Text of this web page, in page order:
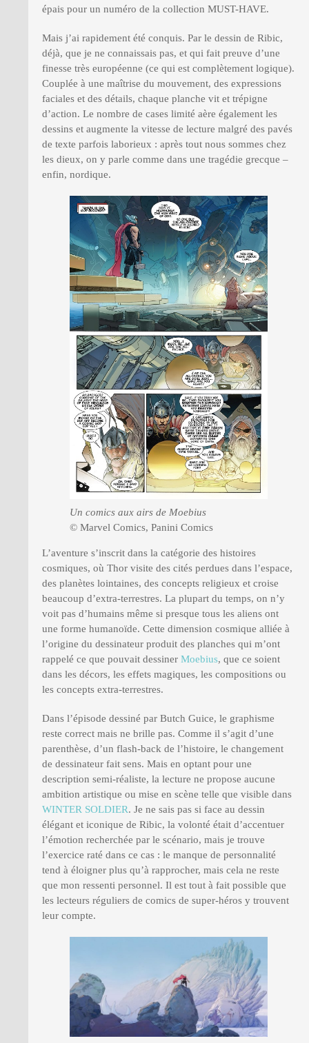
épais pour un numéro de la collection MUST-HAVE.
Mais j’ai rapidement été conquis. Par le dessin de Ribic,
déjà, que je ne connaissais pas, et qui fait preuve d’une
finesse très européenne (ce qui est complètement logique).
Couplée à une maîtrise du mouvement, des expressions
faciales et des détails, chaque planche vit et trépigne
d’action. Le nombre de cases limité aère également les
dessins et augmente la vitesse de lecture malgré des pavés
de texte parfois laborieux : après tout nous sommes chez
les dieux, on y parle comme dans une tragédie grecque –
enfin, nordique.
Un comics aux airs de Moebius
© Marvel Comics, Panini Comics
L’aventure s’inscrit dans la catégorie des histoires
cosmiques, où Thor visite des cités perdues dans l’espace,
des planètes lointaines, des concepts religieux et croise
beaucoup d’extra-terrestres. La plupart du temps, on n’y
voit pas d’humains même si presque tous les aliens ont
une forme humanoïde. Cette dimension cosmique alliée à
l’origine du dessinateur produit des planches qui m’ont
rappelé ce que pouvait dessiner Moebius, que ce soient
dans les décors, les effets magiques, les compositions ou
les concepts extra-terrestres.
Dans l’épisode dessiné par Butch Guice, le graphisme
reste correct mais ne brille pas. Comme il s’agit d’une
parenthèse, d’un flash-back de l’histoire, le changement
de dessinateur fait sens. Mais en optant pour une
description semi-réaliste, la lecture ne propose aucune
ambition artistique ou mise en scène telle que visible dans
WINTER SOLDIER. Je ne sais pas si face au dessin
élégant et iconique de Ribic, la volonté était d’accentuer
l’émotion recherchée par le scénario, mais je trouve
l’exercice raté dans ce cas : le manque de personnalité
tend à éloigner plus qu’à rapprocher, mais cela ne reste
que mon ressenti personnel. Il est tout à fait possible que
les lecteurs réguliers de comics de super-héros y trouvent
leur compte.